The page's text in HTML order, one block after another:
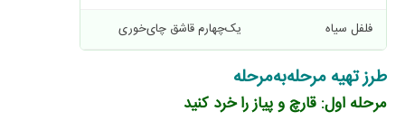
فلفل سیاه
یک‌چهارم قاشق چای‌خوری
طرز تهیه مرحله‌به‌مرحله
مرحله اول: قارچ و پیاز را خرد کنید